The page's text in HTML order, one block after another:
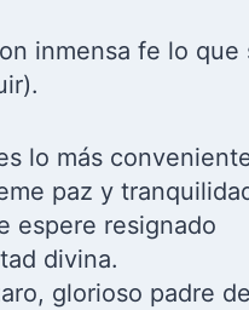
inmensa fe lo que
lo más
paz y
espere resignado
divina.
glorioso padre